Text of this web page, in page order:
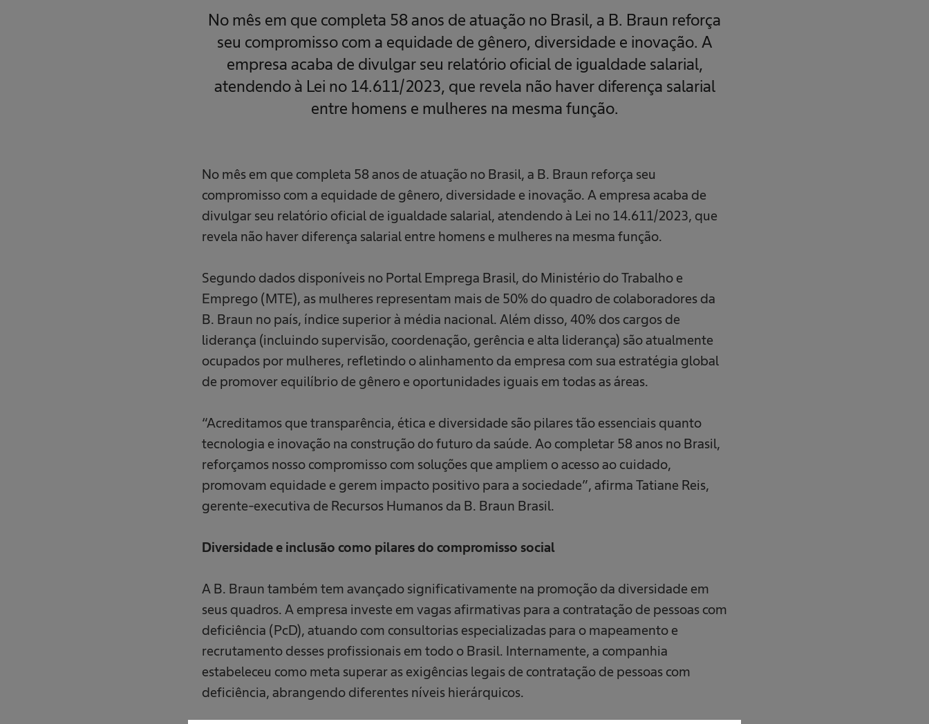
No mês em que completa 58 anos de atuação no Brasil, a B. Braun reforça
seu compromisso com a equidade de gênero, diversidade e inovação. A
empresa acaba de divulgar seu relatório oficial de igualdade salarial,
atendendo à Lei no 14.611/2023, que revela não haver diferença salarial
entre homens e mulheres na mesma função.
No mês em que completa 58 anos de atuação no Brasil, a B. Braun reforça seu
compromisso com a equidade de gênero, diversidade e inovação. A empresa acaba de
divulgar seu relatório oficial de igualdade salarial, atendendo à Lei no 14.611/2023, que
revela não haver diferença salarial entre homens e mulheres na mesma função.
Segundo dados disponíveis no Portal Emprega Brasil, do Ministério do Trabalho e
Emprego (MTE), as mulheres representam mais de 50% do quadro de colaboradores da
B. Braun no país, índice superior à média nacional. Além disso, 40% dos cargos de
liderança (incluindo supervisão, coordenação, gerência e alta liderança) são atualmente
ocupados por mulheres, refletindo o alinhamento da empresa com sua estratégia global
de promover equilíbrio de gênero e oportunidades iguais em todas as áreas.
“Acreditamos que transparência, ética e diversidade são pilares tão essenciais quanto
tecnologia e inovação na construção do futuro da saúde. Ao completar 58 anos no Brasil,
reforçamos nosso compromisso com soluções que ampliem o acesso ao cuidado,
promovam equidade e gerem impacto positivo para a sociedade”, afirma Tatiane Reis,
gerente-executiva de Recursos Humanos da B. Braun Brasil.
Diversidade e inclusão como pilares do compromisso social
A B. Braun também tem avançado significativamente na promoção da diversidade em
seus quadros. A empresa investe em vagas afirmativas para a contratação de pessoas com
deficiência (PcD), atuando com consultorias especializadas para o mapeamento e
recrutamento desses profissionais em todo o Brasil. Internamente, a companhia
estabeleceu como meta superar as exigências legais de contratação de pessoas com
deficiência, abrangendo diferentes níveis hierárquicos.